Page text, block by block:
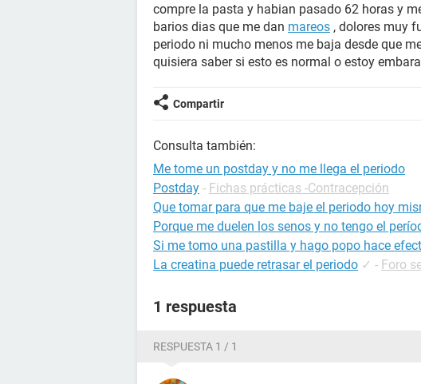
compre la pasta y habian pasado 62 horas y
barios dias que me dan mareos , dolores muy
periodo ni mucho menos me baja desde que
quisiera saber si esto es normal o estoy
Compartir
Consulta también:
Me tome un postday y no me llega el periodo
Postday - Fichas prácticas -Contracepción
Que tomar para que me baje el periodo hoy
Porque me duelen los senos y no tengo el
Si me tomo una pastilla y hago popo hace
La creatina puede retrasar el periodo ✓ - Foro
1 respuesta
RESPUESTA 1 / 1